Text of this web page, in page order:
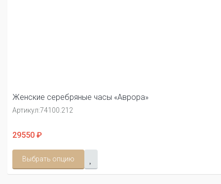
Женские серебряные часы «Аврора»
Артикул:74100.212
29550 ₽
Выбрать опцию